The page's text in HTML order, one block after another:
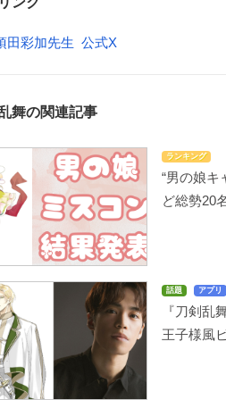
田彩加先生 公式X
舞の関連記事
ランキング
“男の娘キ
ど総勢20
話題 アプリ
『刀剣乱
王子様風